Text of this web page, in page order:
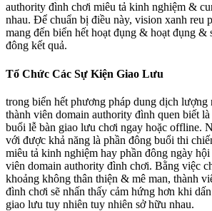
authority đình chơi miêu tả kinh nghiệm &
nhau. Để chuẩn bị điều này, vision xanh reu
mang đến biển hết hoạt đụng & hoạt đụng &
đông kết quả.
Tổ Chức Các Sự Kiện Giao Lưu
trong biển hết phương pháp dung dịch lượng
thành viên domain authority đình quen biết
buổi lễ bàn giao lưu chơi ngay hoặc offline.
với được khả năng là phần đông buổi thi
miêu tả kinh nghiệm hay phần đông ngày
viên domain authority đình chơi. Bằng việc
khoảng không thân thiện & mê man, thành
đình chơi sẽ nhấn thấy cảm hứng hơn khi
giao lưu tuy nhiên tuy nhiên sở hữu nhau.